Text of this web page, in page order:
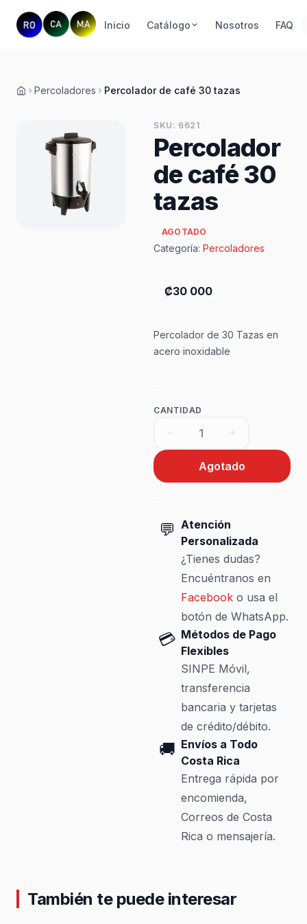
Inicio Catálogo Nosotros FAQ
Inicio
Percoladores Percolador de café 30 tazas
SKU: 6621
Percolador
de café 30
tazas
AGOTADO
Categoría: Percoladores
₡30 000
Percolador de 30 Tazas en
acero inoxidable
CANTIDAD
Agotado
💬 Atención
Personalizada
¿Tienes dudas?
Encuéntranos en
Facebooko usa el
botón de WhatsApp.
💳 Métodos de Pago
Flexibles
SINPE Móvil,
transferencia
bancaria y tarjetas
de crédito/débito.
🚚 Envíos a Todo
Costa Rica
Entrega rápida por
encomienda,
Correos de Costa
Rica o mensajería.
También te puede interesar